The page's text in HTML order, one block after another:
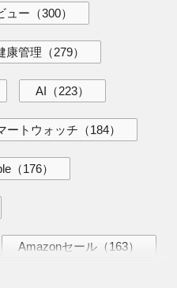
ュー （300）
康管理 （279）
AI （223）
ートウォッチ （184）
（176）
Amazonセール （163）